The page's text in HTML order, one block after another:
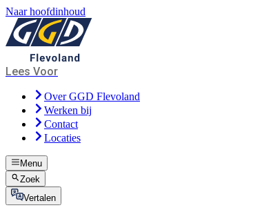
Naar hoofdinhoud
Lees Voor
Over GGD Flevoland
Werken bij
Contact
Locaties
Menu
Zoek
Vertalen